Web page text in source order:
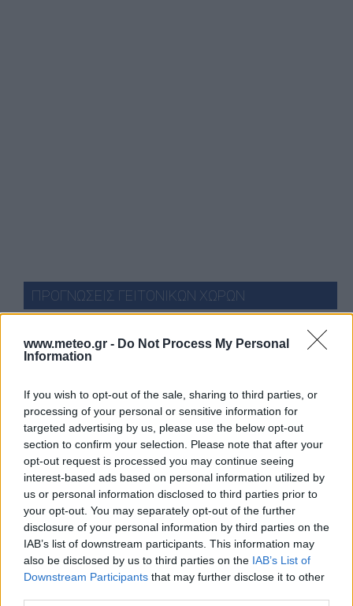
www.meteo.gr - Do Not Process My Personal
Information
If you wish to opt-out of the sale, sharing to third parties, or
processing of your personal or sensitive information for
targeted advertising by us, please use the below opt-out
section to confirm your selection. Please note that after your
opt-out request is processed you may continue seeing
interest-based ads based on personal information utilized by
us or personal information disclosed to third parties prior to
your opt-out. You may separately opt-out of the further
disclosure of your personal information by third parties on the
IAB’s list of downstream participants. This information may
also be disclosed by us to third parties on the IAB’s List of
Downstream Participants that may further disclose it to other
ΠΡΟΓΝΩΣΕΙΣ ΓΕΙΤΟΝΙΚΩΝ ΧΩΡΩΝ
ΑΛΙΚΑΡΝΑΣΣΌΣ-BODRUM ΚΑΘΑΡΟΣ 32°C
ΛΊΜΝΗ ΟΧΡΊΔΑ
ΑΥΛΏΝΑΣ ΚΑΘΑΡΟΣ
Πατήστεεδώ για περισσότερες πόλεις
Σελήνη: 23 ημερών
Φάση: Παλαιός Μηνίσκος
Επόμενη Πανσέληνος:
Παρασκευή, 28 Αυγούστου 2026
Αστρονομικό ημερολόγιο